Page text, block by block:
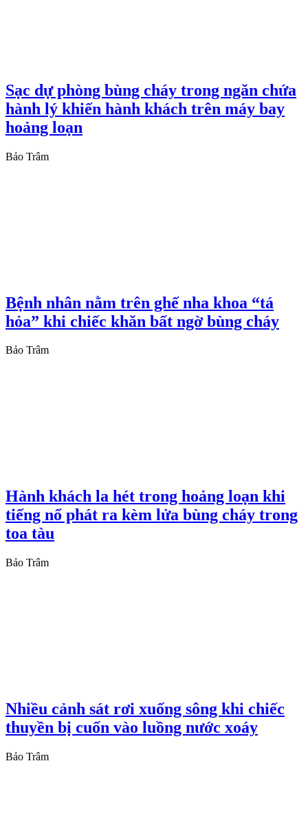
Sạc dự phòng bùng cháy trong ngăn chứa
hành lý khiến hành khách trên máy bay
hoảng loạn
Bảo Trâm
Bệnh nhân nằm trên ghế nha khoa “tá
hỏa” khi chiếc khăn bất ngờ bùng cháy
Bảo Trâm
Hành khách la hét trong hoảng loạn khi
tiếng nổ phát ra kèm lửa bùng cháy trong
toa tàu
Bảo Trâm
Nhiều cảnh sát rơi xuống sông khi chiếc
thuyền bị cuốn vào luồng nước xoáy
Bảo Trâm